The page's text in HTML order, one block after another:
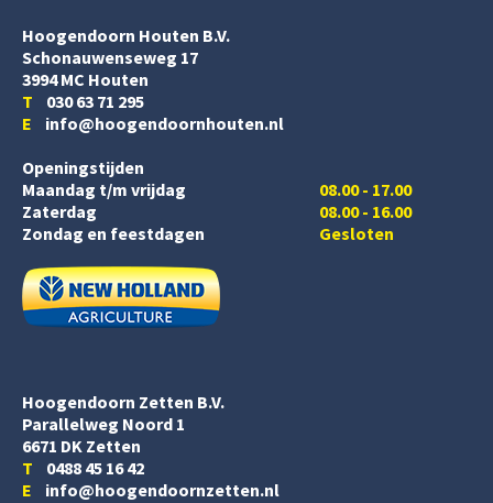
Hoogendoorn Houten B.V.
Schonauwenseweg 17
3994 MC Houten
T 030 63 71 295
E info@hoogendoornhouten.nl
Openingstijden
Maandag t/m vrijdag
Zaterdag
08.00 - 17.00
08.00 - 16.00
Zondag en feestdagen
Gesloten
Hoogendoorn Zetten B.V.
Parallelweg Noord 1
6671 DK Zetten
T 0488 45 16 42
E info@hoogendoornzetten.nl